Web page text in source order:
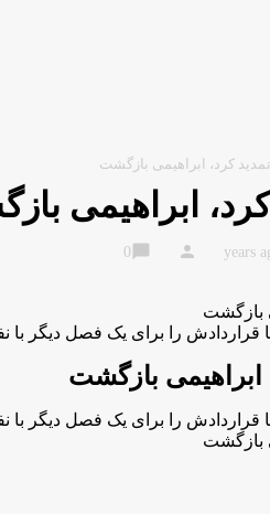
کرد، ابراهیمی بازگشت
ابراهیمی
person
chat_bubble
0
بازگشت
قراردادش را برای یک فصل دیگر با
ابراهیمی بازگشت
قراردادش را برای یک فصل دیگر با
بازگشت